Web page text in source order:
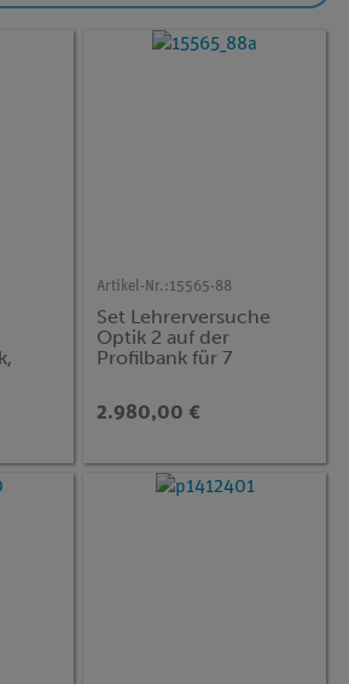
Artikel-Nr.:15565-88
Set Lehrerversuche
Optik 2 auf der
Profilbank für 7
advanced Physik OT-P2
2.980,00 €